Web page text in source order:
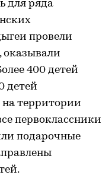
для ряда
провели
оказывали
400 детей
детей
на территории
первоклассники
подарочные